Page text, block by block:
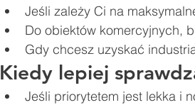
Jeśli zależy Ci na
Do obiektów komercyjnych,
Gdy chcesz uzyskać
Kiedy lepiej
Jeśli priorytetem jest lekka i